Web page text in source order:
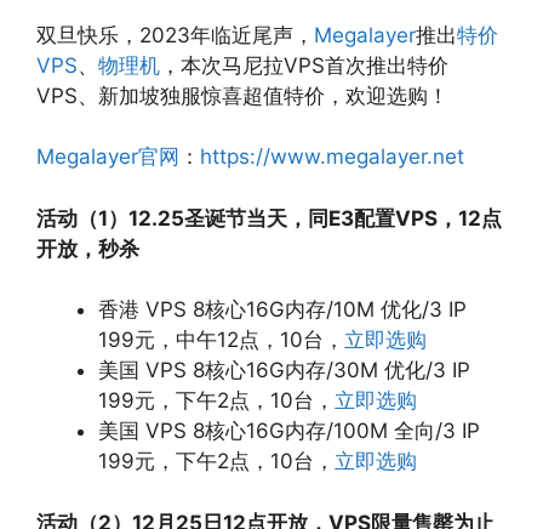
双旦快乐，2023年临近尾声， Megalayer推出特价
VPS、 物理机 ，本次马尼拉VPS首次推出特价
VPS、新加坡独服惊喜超值特价，欢迎选购！
Megalayer官网 ： https://www.megalayer.net
活动（1）12.25圣诞节当天，同E3配置VPS，12点
开放，秒杀
香港 VPS 8核心16G内存/10M 优化/3 IP
199元，中午12点，10台， 立即选购
美国 VPS 8核心16G内存/30M 优化/3 IP
199元，下午2点，10台， 立即选购
美国 VPS 8核心16G内存/100M 全向/3 IP
199元，下午2点，10台， 立即选购
活动（2）12月25日12点开放，VPS限量售罄为止